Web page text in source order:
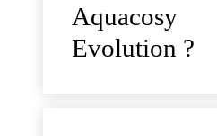
Aquacosy
Evolution ?